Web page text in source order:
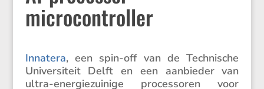
microcontroller
Innatera, een spin-off van de Techni­sche
Univer­si­teit Delft en een aanbieder van
ultra-energie­zui­nige proces­soren voor